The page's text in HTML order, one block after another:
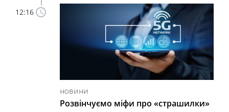
новини
Розвінчуємо міфи про «страшилки»
12:16